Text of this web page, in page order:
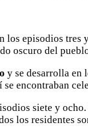
los episodios
oscuro del
y se desarrolla en
encontraban
siete y
los residentes